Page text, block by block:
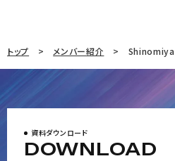
トップ メンバー紹介 Shinomiya
資料ダウンロード
DOWNLOAD